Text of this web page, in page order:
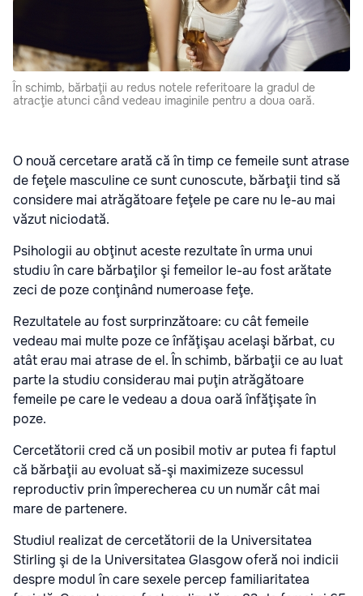
În schimb, bărbaţii au redus notele referitoare la gradul de
atracţie atunci când vedeau imaginile pentru a doua oară.
O nouă cercetare arată că în timp ce femeile sunt atrase
de feţele masculine ce sunt cunoscute, bărbaţii tind să
considere mai atrăgătoare feţele pe care nu le-au mai
văzut niciodată.
Psihologii au obţinut aceste rezultate în urma unui
studiu în care bărbaţilor şi femeilor le-au fost arătate
zeci de poze conţinând numeroase feţe.
Rezultatele au fost surprinzătoare: cu cât femeile
vedeau mai multe poze ce înfăţişau acelaşi bărbat, cu
atât erau mai atrase de el. În schimb, bărbaţii ce au luat
parte la studiu considerau mai puţin atrăgătoare
femeile pe care le vedeau a doua oară înfăţişate în
poze.
Cercetătorii cred că un posibil motiv ar putea fi faptul
că bărbaţii au evoluat să-şi maximizeze sucessul
reproductiv prin împerecherea cu un număr cât mai
mare de partenere.
Studiul realizat de cercetătorii de la Universitatea
Stirling şi de la Universitatea Glasgow oferă noi indicii
despre modul în care sexele percep familiaritatea